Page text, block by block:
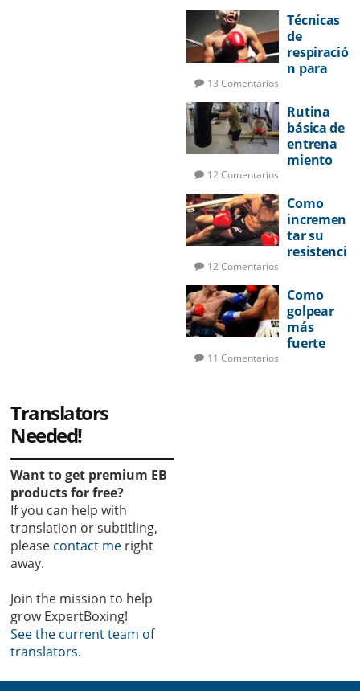
Técnicas
de
respiració
n para
13 Comentarios
Rutina
básica de
entrena
miento
12 Comentarios
Como
incremen
tar su
resistenci
12 Comentarios
Como
golpear
más
fuerte
11 Comentarios
Translators
Needed!
Want to get premium EB
products for free?
If you can help with
translation or subtitling,
please contact me right
away.
Join the mission to help
grow ExpertBoxing!
See the current team of
translators.